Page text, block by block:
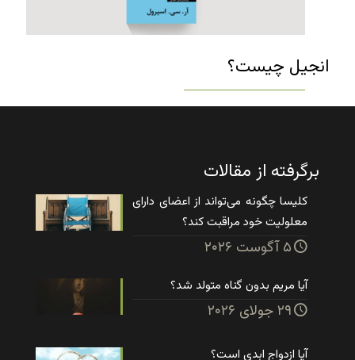
انجیل چیست؟
برگرفته از مقالات
کلیسا چگونه می‌تواند از اعضای دارای
معلولیت خود مراقبت کند؟
۵ آگوست ۲۰۲۶
آیا مریم بدون گناه متولد شد؟
۲۹ جولای ۲۰۲۶
آیا ازدواج ابدی است؟